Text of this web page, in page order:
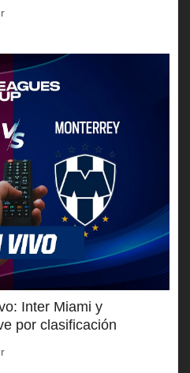
Inter Miami y
por clasificación